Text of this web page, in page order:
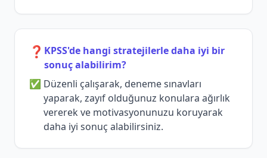
❓ KPSS'de hangi stratejilerle daha iyi bir
sonuç alabilirim?
Düzenli çalışarak, deneme sınavları
yaparak, zayıf olduğunuz konulara ağırlık
vererek ve motivasyonunuzu koruyarak
daha iyi sonuç alabilirsiniz.